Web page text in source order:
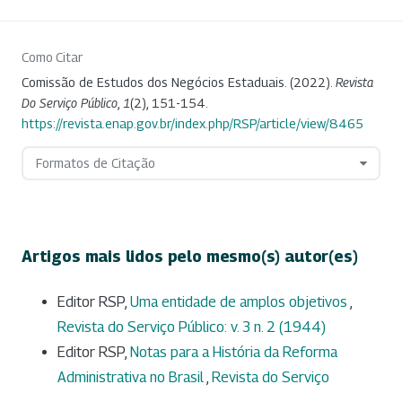
Como Citar
Comissão de Estudos dos Negócios Estaduais. (2022). Revista
Do Serviço Público 1(2), 151-154.
https://revista.enap.gov.br/index.php/RSP/article/view/8465
Formatos de Citação
Artigos mais lidos pelo mesmo(s) autor(es)
Editor RSP, Uma entidade de amplos objetivos ,
Revista do Serviço Público: v. 3 n. 2 (1944)
Editor RSP, Notas para a História da Reforma
Administrativa no Brasil, Revista do Serviço